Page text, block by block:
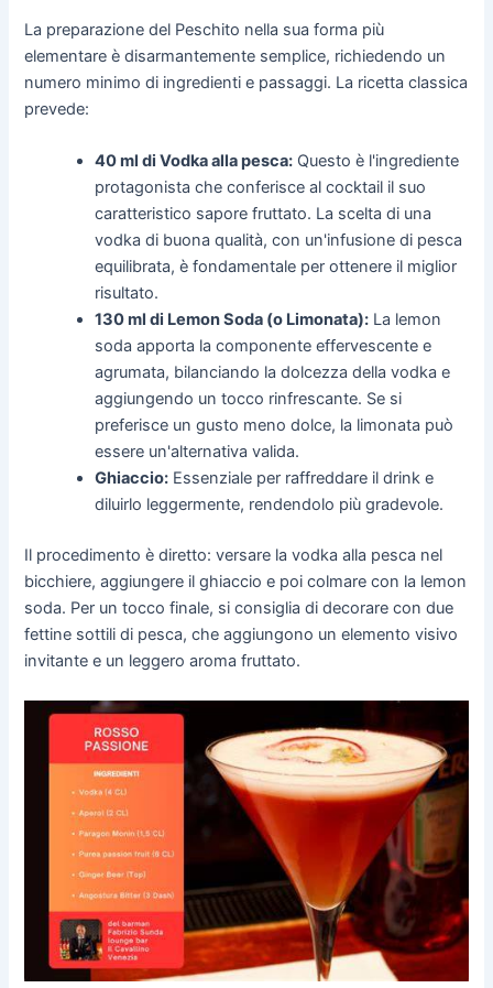
La preparazione del Peschito nella sua forma più
elementare è disarmantemente semplice, richiedendo un
numero minimo di ingredienti e passaggi. La ricetta classica
prevede:
40 ml di Vodka alla pesca: Questo è l'ingrediente
protagonista che conferisce al cocktail il suo
caratteristico sapore fruttato. La scelta di una
vodka di buona qualità, con un'infusione di pesca
equilibrata, è fondamentale per ottenere il miglior
risultato.
130 ml di Lemon Soda (o Limonata): La lemon
soda apporta la componente effervescente e
agrumata, bilanciando la dolcezza della vodka e
aggiungendo un tocco rinfrescante. Se si
preferisce un gusto meno dolce, la limonata può
essere un'alternativa valida.
Ghiaccio: Essenziale per raffreddare il drink e
diluirlo leggermente, rendendolo più gradevole.
Il procedimento è diretto: versare la vodka alla pesca nel
bicchiere, aggiungere il ghiaccio e poi colmare con la lemon
soda. Per un tocco finale, si consiglia di decorare con due
fettine sottili di pesca, che aggiungono un elemento visivo
invitante e un leggero aroma fruttato.